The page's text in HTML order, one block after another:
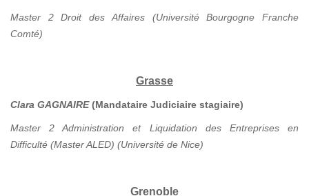
Master 2 Droit des Affaires (Université Bourgogne Franche
Comté)
Grasse
Clara GAGNAIRE(Mandataire Judiciaire stagiaire)
Master 2 Administration et Liquidation des Entreprises en
Difficulté (Master ALED) (Université de Nice)
Grenoble